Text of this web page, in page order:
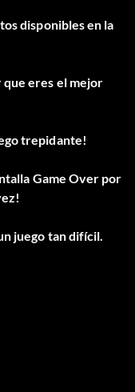
disponibles en la
que eres el mejor
trepidante!
Game Over por
juego tan difícil.